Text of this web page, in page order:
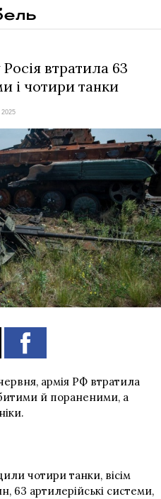
втратила 63
і чотири танки
армія РФ втратила
й пораненими, а
чотири танки, вісім
63 артилерійські системи,